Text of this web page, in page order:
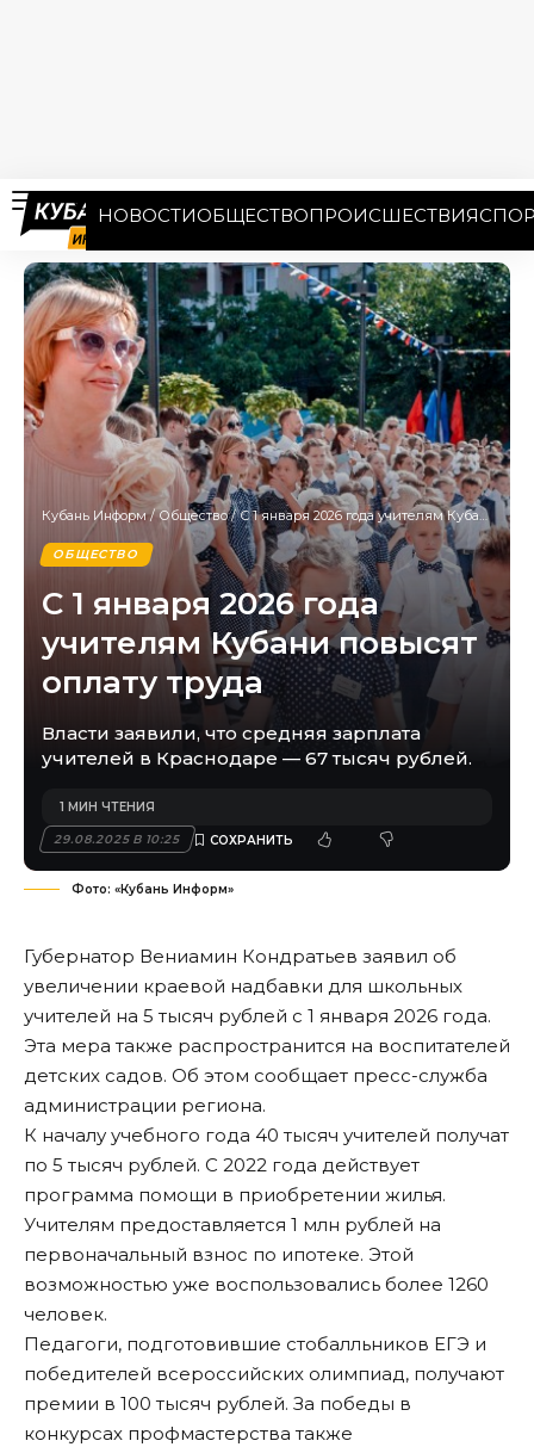
НОВОСТИОБЩЕСТВОПРОИСШЕСТВИЯ
Кубань Информ/Общество/С 1 января 2026 года учителям Кубани повысят оплату труда
ОБЩЕСТВО
С 1 января 2026 года
учителям Кубани повысят
оплату труда
Власти заявили, что средняя зарплата
учителей в Краснодаре — 67 тысяч рублей.
29.08.2025 В 10:25
1 МИН ЧТЕНИЯ
Фото: «Кубань Информ»
Губернатор Вениамин Кондратьев заявил об
увеличении краевой надбавки для школьных
учителей на 5 тысяч рублей с 1 января 2026 года.
Эта мера также распространится на воспитателей
детских садов. Об этом сообщает пресс-служба
администрации региона.
К началу учебного года 40 тысяч учителей получат
по 5 тысяч рублей. С 2022 года действует
программа помощи в приобретении жилья.
Учителям предоставляется 1 млн рублей на
первоначальный взнос по ипотеке. Этой
возможностью уже воспользовались более 1260
человек.
Педагоги, подготовившие стобалльников ЕГЭ и
победителей всероссийских олимпиад, получают
премии в 100 тысяч рублей. За победы в
конкурсах профмастерства также